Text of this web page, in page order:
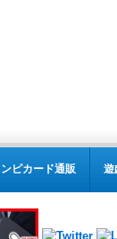
ピカード通販 遊